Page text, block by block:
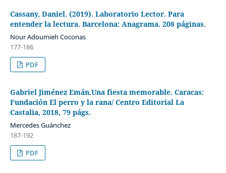
Cassany, Daniel. (2019). Laboratorio Lector. Para
entender la lectura. Barcelona: Anagrama. 208 páginas.
Nour Adoumieh Coconas
177-186
PDF
Gabriel Jiménez Emán.Una fiesta memorable. Caracas:
Fundación El perro y la rana/ Centro Editorial La
Castalia, 2018, 79 págs.
Mercedes Guánchez
187-192
PDF